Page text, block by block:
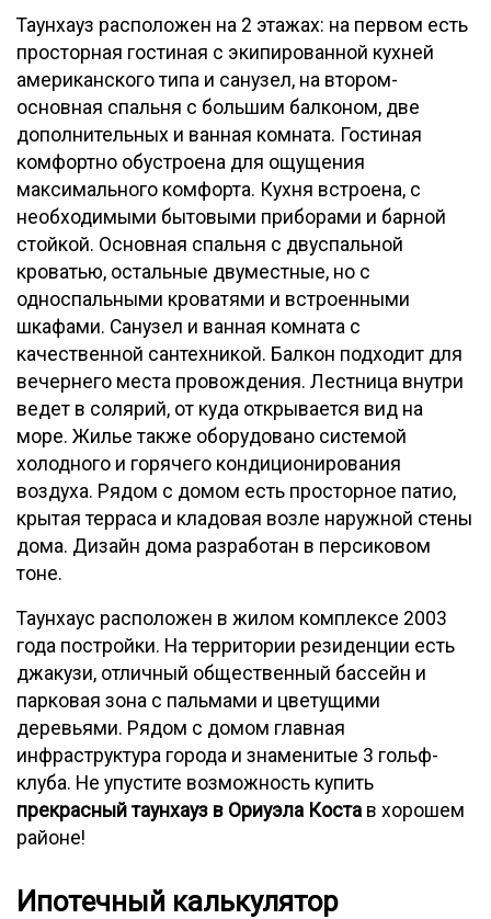
Таунхауз расположен на 2 этажах: на первом есть
просторная гостиная с экипированной кухней
американского типа и санузел, на втором-
основная спальня с большим балконом, две
дополнительных и ванная комната. Гостиная
комфортно обустроена для ощущения
максимального комфорта. Кухня встроена, с
необходимыми бытовыми приборами и барной
стойкой. Основная спальня с двуспальной
кроватью, остальные двуместные, но с
односпальными кроватями и встроенными
шкафами. Санузел и ванная комната с
качественной сантехникой. Балкон подходит для
вечернего места провождения. Лестница внутри
ведет в солярий, от куда открывается вид на
море. Жилье также оборудовано системой
холодного и горячего кондиционирования
воздуха. Рядом с домом есть просторное патио,
крытая терраса и кладовая возле наружной стены
дома. Дизайн дома разработан в персиковом
тоне.
Таунхаус расположен в жилом комплексе 2003
года постройки. На территории резиденции есть
джакузи, отличный общественный бассейн и
парковая зона с пальмами и цветущими
деревьями. Рядом с домом главная
инфраструктура города и знаменитые 3 гольф-
клуба. Не упустите возможность купить
прекрасный таунхауз в Ориуэла Коста в хорошем
районе!
Ипотечный калькулятор